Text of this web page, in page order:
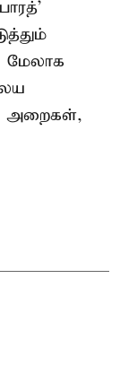
அறைகள்,